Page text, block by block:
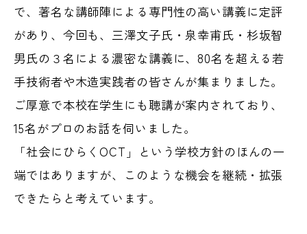
で、著名な講師陣による専門性の高い講義に定評
があり、今回も、三澤文子氏・泉幸甫氏・杉坂智
男氏の３名による濃密な講義に、80名を超える若
手技術者や木造実践者の皆さんが集まりました。
ご厚意で本校在学生にも聴講が案内されており、
15名がプロのお話を伺いました。
「社会にひらくOCT」という学校方針のほんの一
端ではありますが、このような機会を継続・拡張
できたらと考えています。